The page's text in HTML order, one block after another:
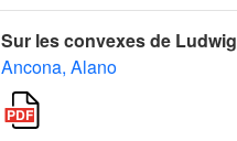
Sur les convexes de Ludwig
Ancona, Alano